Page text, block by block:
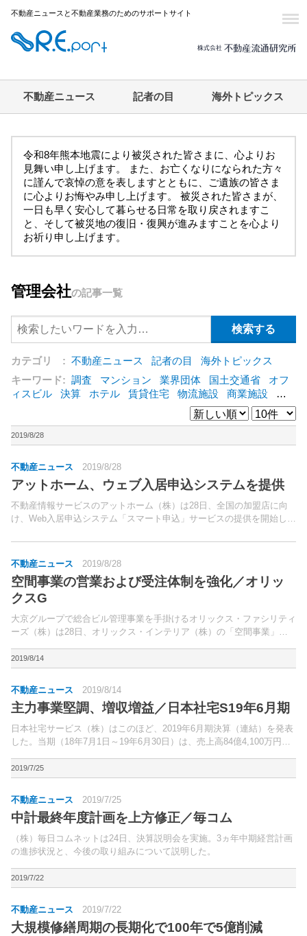
不動産ニュースと不動産業務のためのサポートサイト
不動産ニュース 記者の目 海外トピックス
令和8年熊本地震により被災された皆さまに、心よりお
見舞い申し上げます。 また、お亡くなりになられた方々
に謹んで哀悼の意を表しますとともに、ご遺族の皆さま
に心よりお悔やみ申し上げます。 被災された皆さまが、
一日も早く安心して暮らせる日常を取り戻されますこ
と、そして被災地の復旧・復興が進みますことを心より
お祈り申し上げます。
管理会社の記事一覧
カテゴリ : 不動産ニュース 記者の目
海外トピックス
キーワード: 調査 マンション 業界団体 国土交通省
オフ
ィスビル
決算 ホテル 賃貸住宅 物流施設 商業施設
海
東急不動産 賃料
ア
野村不動産 ZEH [+]
2019/8/28
不動産ニュース 2019/8/28
アットホーム、ウェブ入居申込システムを提供
不動産情報サービスのアットホーム（株）は28日、全国の加盟店に向
け、Web入居申込システム「スマート申込」サービスの提供を開始し
い、専用フォームに必要情報を入力するだけで、入居申し込...
不動産ニュース 2019/8/28
空間事業の営業および受注体制を強化／オリッ
クスG
大京グループで総合ビル管理事業を手掛けるオリックス・ファシリティ
ーズ（株）は28日、オリックス・インテリア（株）の「空間事業」部
設等の内装およびFFE（家具・什器・備品）の設計、...
2019/8/14
不動産ニュース 2019/8/14
主力事業堅調、増収増益／日本社宅S19年6月期
日本社宅サービス（株）はこのほど、2019年6月期決算（連結）を発表
した。当期（18年7月1日～19年6月30日）は、売上高84億4,100万円
10億300万円（同15...
2019/7/25
不動産ニュース 2019/7/25
中計最終年度計画を上方修正／毎コム
（株）毎日コムネットは24日、決算説明会を実施。3ヵ年中期経営計画
の進捗状況と、今後の取り組みについて説明した。
2019/7/22
不動産ニュース 2019/7/22
大規模修繕周期の長期化で100年で5億削減